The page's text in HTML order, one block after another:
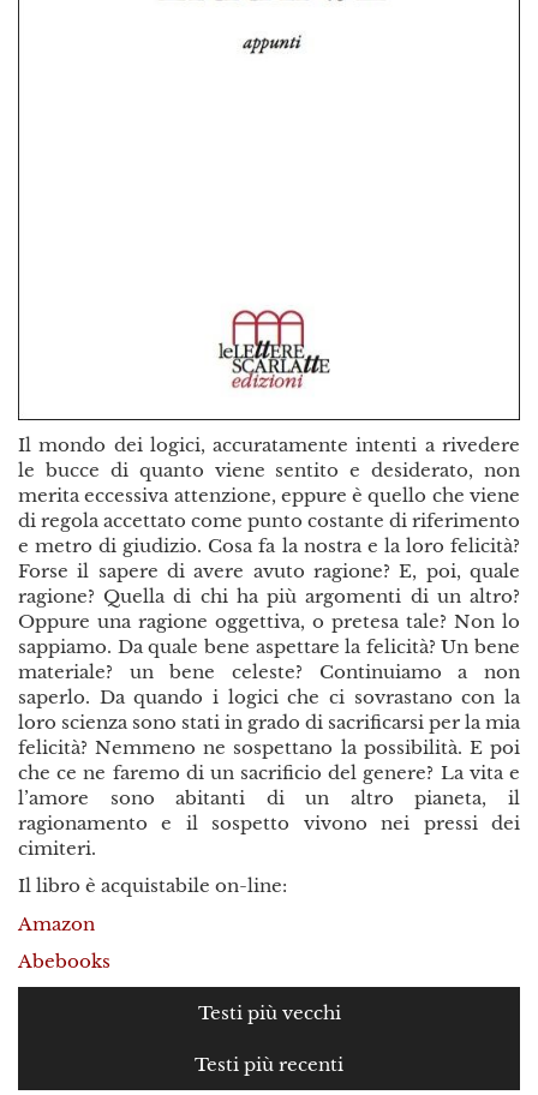
Il mondo dei logici, accuratamente intenti a rivedere
le bucce di quanto viene sentito e desiderato, non
merita eccessiva attenzione, eppure è quello che viene
di regola accettato come punto costante di riferimento
e metro di giudizio. Cosa fa la nostra e la loro felicità?
Forse il sapere di avere avuto ragione? E, poi, quale
ragione? Quella di chi ha più argomenti di un altro?
Oppure una ragione oggettiva, o pretesa tale? Non lo
sappiamo. Da quale bene aspettare la felicità? Un bene
materiale? un bene celeste? Continuiamo a non
saperlo. Da quando i logici che ci sovrastano con la
loro scienza sono stati in grado di sacrificarsi per la mia
felicità? Nemmeno ne sospettano la possibilità. E poi
che ce ne faremo di un sacrificio del genere? La vita e
l’amore sono abitanti di un altro pianeta, il
ragionamento e il sospetto vivono nei pressi dei
cimiteri.
Il libro è acquistabile on-line:
Amazon
Abebooks
Testi più vecchi
Testi più recenti